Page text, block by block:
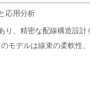
応用分析
、精密な配線構造設
モデルは線束の柔軟性